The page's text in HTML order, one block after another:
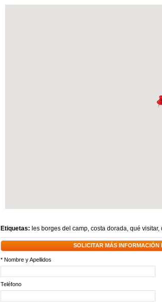
Etiquetas: les borges del camp, costa dorada, qué visitar,
SOLICITAR MÁS INFORMACIÓN
* Nombre y Apellidos
Teléfono